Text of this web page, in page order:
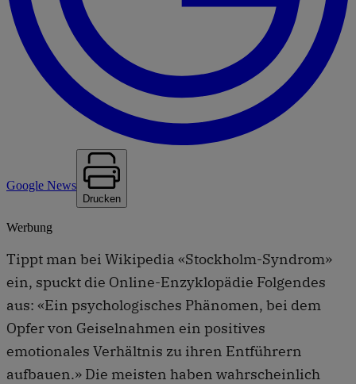
Google News
Drucken
Werbung
Tippt man bei Wikipedia «Stockholm-Syndrom»
ein, spuckt die Online-Enzyklopädie Folgendes
aus: «Ein psychologisches Phänomen, bei dem
Opfer von Geiselnahmen ein positives
emotionales Verhältnis zu ihren Entführern
aufbauen.» Die meisten haben wahrscheinlich